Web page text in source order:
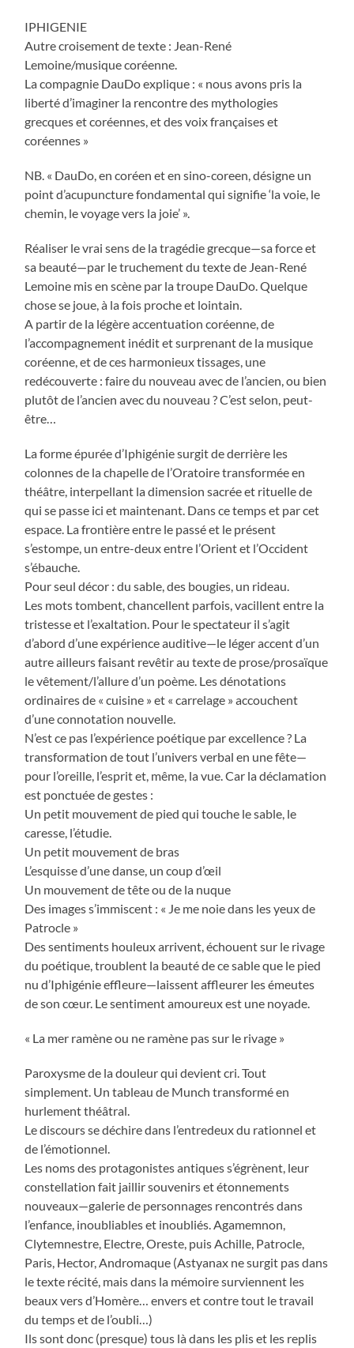
IPHIGENIE
Autre croisement de texte : Jean-René
Lemoine/musique coréenne.
La compagnie DauDo explique : « nous avons pris la
liberté d’imaginer la rencontre des mythologies
grecques et coréennes, et des voix françaises et
coréennes »
NB. « DauDo, en coréen et en sino-coreen, désigne un
point d’acupuncture fondamental qui signifie ‘la voie, le
chemin, le voyage vers la joie’ ».
Réaliser le vrai sens de la tragédie grecque—sa force et
sa beauté—par le truchement du texte de Jean-René
Lemoine mis en scène par la troupe DauDo. Quelque
chose se joue, à la fois proche et lointain.
A partir de la légère accentuation coréenne, de
l’accompagnement inédit et surprenant de la musique
coréenne, et de ces harmonieux tissages, une
redécouverte : faire du nouveau avec de l’ancien, ou bien
plutôt de l’ancien avec du nouveau ? C’est selon, peut-
être…
La forme épurée d’Iphigénie surgit de derrière les
colonnes de la chapelle de l’Oratoire transformée en
théâtre, interpellant la dimension sacrée et rituelle de
qui se passe ici et maintenant. Dans ce temps et par cet
espace. La frontière entre le passé et le présent
s’estompe, un entre-deux entre l’Orient et l’Occident
s’ébauche.
Pour seul décor : du sable, des bougies, un rideau.
Les mots tombent, chancellent parfois, vacillent entre la
tristesse et l’exaltation. Pour le spectateur il s’agit
d’abord d’une expérience auditive—le léger accent d’un
autre ailleurs faisant revêtir au texte de prose/prosaïque
le vêtement/l’allure d’un poème. Les dénotations
ordinaires de « cuisine » et « carrelage » accouchent
d’une connotation nouvelle.
N’est ce pas l’expérience poétique par excellence ? La
transformation de tout l’univers verbal en une fête—
pour l’oreille, l’esprit et, même, la vue. Car la déclamation
est ponctuée de gestes :
Un petit mouvement de pied qui touche le sable, le
caresse, l’étudie.
Un petit mouvement de bras
L’esquisse d’une danse, un coup d’œil
Un mouvement de tête ou de la nuque
Des images s’immiscent : « Je me noie dans les yeux de
Patrocle »
Des sentiments houleux arrivent, échouent sur le rivage
du poétique, troublent la beauté de ce sable que le pied
nu d’Iphigénie effleure—laissent affleurer les émeutes
de son cœur. Le sentiment amoureux est une noyade.
« La mer ramène ou ne ramène pas sur le rivage »
Paroxysme de la douleur qui devient cri. Tout
simplement. Un tableau de Munch transformé en
hurlement théâtral.
Le discours se déchire dans l’entredeux du rationnel et
de l’émotionnel.
Les noms des protagonistes antiques s’égrènent, leur
constellation fait jaillir souvenirs et étonnements
nouveaux—galerie de personnages rencontrés dans
l’enfance, inoubliables et inoubliés. Agamemnon,
Clytemnestre, Electre, Oreste, puis Achille, Patrocle,
Paris, Hector, Andromaque (Astyanax ne surgit pas dans
le texte récité, mais dans la mémoire surviennent les
beaux vers d’Homère… envers et contre tout le travail
du temps et de l’oubli…)
Ils sont donc (presque) tous là dans les plis et les replis